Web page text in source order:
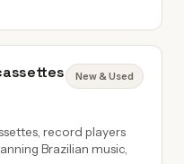
New & Used
record players
Brazilian music,